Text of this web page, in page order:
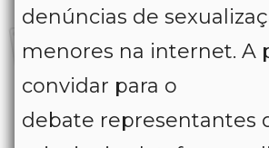
denúncias de
menores na internet. A
convidar para o
debate representantes